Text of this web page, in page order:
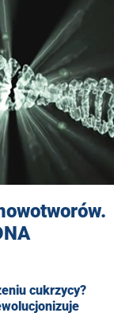
cukrzycy?